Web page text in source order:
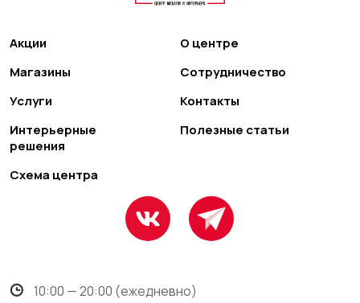
Акции
Магазины
Услуги
Интерьерные
решения
Схема центра
О центре
Сотрудничество
Контакты
Полезные статьи
10:00 — 20:00 (ежедневно)